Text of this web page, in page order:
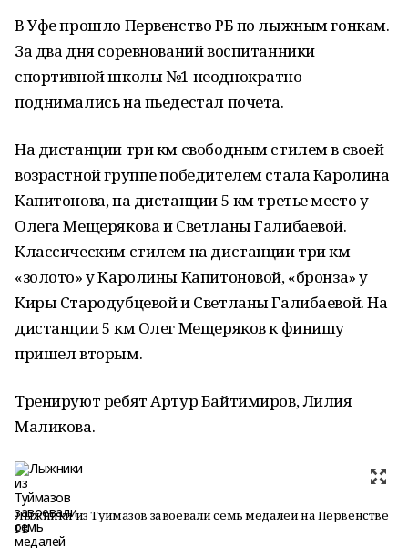
В Уфе прошло Первенство РБ по лыжным гонкам.
За два дня соревнований воспитанники
спортивной школы №1 неоднократно
поднимались на пьедестал почета.
На дистанции три км свободным стилем в своей
возрастной группе победителем стала Каролина
Капитонова, на дистанции 5 км третье место у
Олега Мещерякова и Светланы Галибаевой.
Классическим стилем на дистанции три км
«золото» у Каролины Капитоновой, «бронза» у
Киры Стародубцевой и Светланы Галибаевой. На
дистанции 5 км Олег Мещеряков к финишу
пришел вторым.
Тренируют ребят Артур Байтимиров, Лилия
Маликова.
Лыжники из Туймазов завоевали семь медалей на Первенстве
РБ